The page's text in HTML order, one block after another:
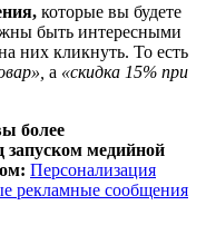
которые вы будете
быть интересными
них кликнуть. То есть
а «скидка 15% при
более
медийной
Персонализация
рекламные сообщения